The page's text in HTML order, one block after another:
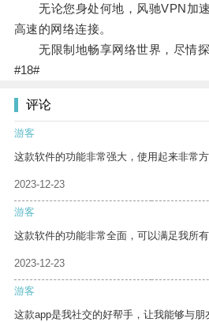
无论您身处何地，风驰VPN加速
高速的网络连接。
无限制地畅享网络世界，尽情探
#18#
评论
游客
这款软件的功能非常强大，使用起来非常方
2023-12-23
游客
这款软件的功能非常全面，可以满足我所有
2023-12-23
游客
这款app是我社交的好帮手，让我能够与朋